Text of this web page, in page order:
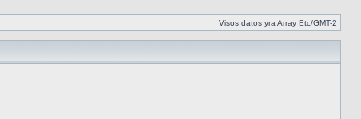
Visos datos yra Array Etc/GMT-2